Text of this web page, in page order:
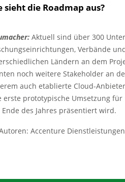
sieht die Roadmap aus?
Aktuell sind über 300
Verbände
Ländern an dem
noch weitere Stakeholder an
auch etablierte Cloud-
erste prototypische Umsetzung für
Ende des Jahres präsentiert wird.
Accenture